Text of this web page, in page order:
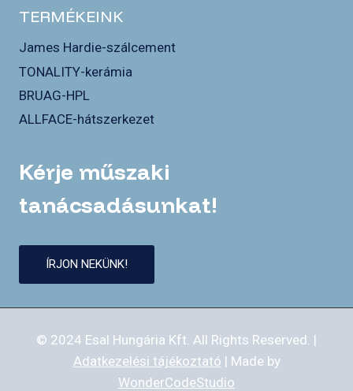
TERMÉKEINK
James Hardie-szálcement
TONALITY-kerámia
BRUAG-HPL
ALLFACE-hátszerkezet
Kérje műszaki
tanácsadásunkat!
ÍRJON NEKÜNK!
© 2024 Esal Hungária Kft. All Rights Reserved. |
Adatkezelési tájékoztató | Made by
WonderCodeStudio